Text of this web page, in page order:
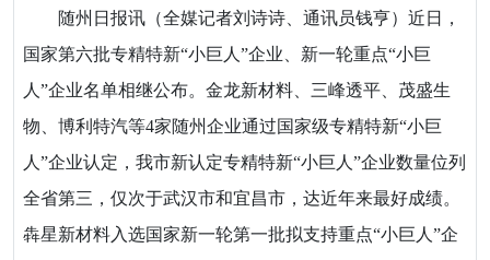
随州日报讯（全媒记者刘诗诗、通讯员钱亨）近日，
国家第六批专精特新“小巨人”企业、新一轮重点“小巨
人”企业名单相继公布。金龙新材料、三峰透平、茂盛生
物、博利特汽等4家随州企业通过国家级专精特新“小巨
人”企业认定，我市新认定专精特新“小巨人”企业数量位列
全省第三，仅次于武汉市和宜昌市，达近年来最好成绩。
犇星新材料入选国家新一轮第一批拟支持重点“小巨人”企